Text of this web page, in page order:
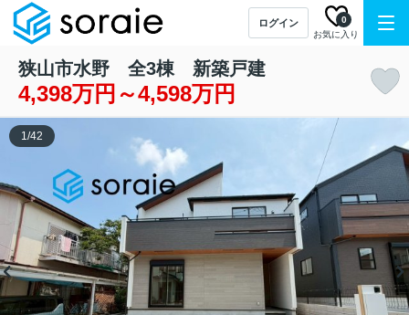
ログイン
お気に入り
0
狭山市水野 全3棟 新築戸建
4,398万円～4,598万円
1/42